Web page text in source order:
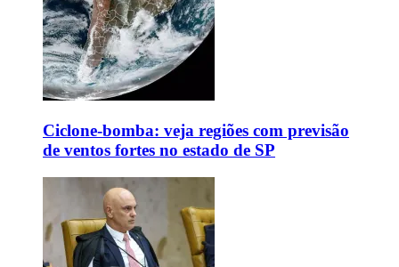
Ciclone-bomba: veja regiões com previsão
de ventos fortes no estado de SP